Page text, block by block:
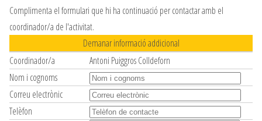
Complimenta el formulari que hi ha continuació per contactar amb el
coordinador/a de l'activitat.
Demanar informació addicional
Coordinador/a
Antoni Puiggros Colldeforn
Nom i cognoms
Correu electrònic
Telèfon